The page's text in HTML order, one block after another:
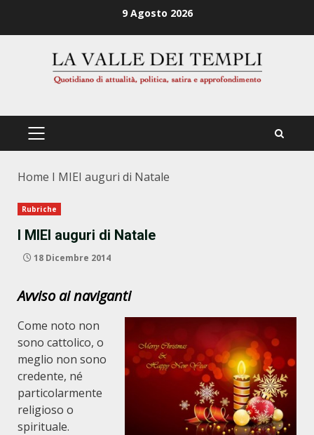
9 Agosto 2026
PRIMÄRES
Home I MIEI auguri di Natale
Rubriche
I MIEI auguri di Natale
18 Dicembre 2014
Avviso ai naviganti
Come noto non
sono cattolico, o
meglio non sono
credente, né
particolarmente
religioso o
spirituale.